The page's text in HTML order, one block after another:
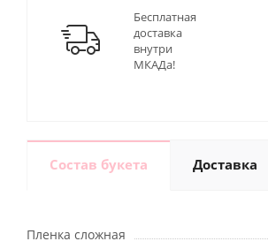
Бесплатная
доставка
внутри
МКАДа!
Состав букета Доставка
Пленка сложная